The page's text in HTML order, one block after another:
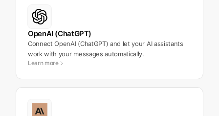
OpenAI (ChatGPT)
Connect OpenAI (ChatGPT) and let your AI assistants
work with your messages automatically.
Learn more